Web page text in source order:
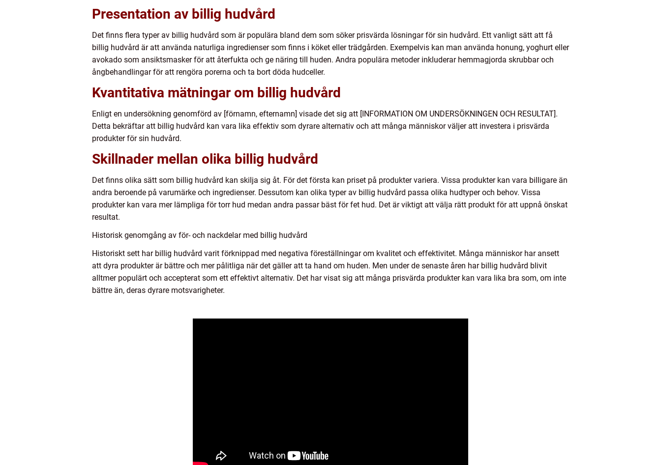
Presentation av billig hudvård
Det finns flera typer av billig hudvård som är populära bland dem som söker prisvärda lösningar för sin hudvård. Ett vanligt sätt att få
billig hudvård är att använda naturliga ingredienser som finns i köket eller trädgården. Exempelvis kan man använda honung, yoghurt eller
avokado som ansiktsmasker för att återfukta och ge näring till huden. Andra populära metoder inkluderar hemmagjorda skrubbar och
ångbehandlingar för att rengöra porerna och ta bort döda hudceller.
Kvantitativa mätningar om billig hudvård
Enligt en undersökning genomförd av [förnamn, efternamn] visade det sig att [INFORMATION OM UNDERSÖKNINGEN OCH RESULTAT].
Detta bekräftar att billig hudvård kan vara lika effektiv som dyrare alternativ och att många människor väljer att investera i prisvärda
produkter för sin hudvård.
Skillnader mellan olika billig hudvård
Det finns olika sätt som billig hudvård kan skilja sig åt. För det första kan priset på produkter variera. Vissa produkter kan vara billigare än
andra beroende på varumärke och ingredienser. Dessutom kan olika typer av billig hudvård passa olika hudtyper och behov. Vissa
produkter kan vara mer lämpliga för torr hud medan andra passar bäst för fet hud. Det är viktigt att välja rätt produkt för att uppnå önskat
resultat.
Historisk genomgång av för- och nackdelar med billig hudvård
Historiskt sett har billig hudvård varit förknippad med negativa föreställningar om kvalitet och effektivitet. Många människor har ansett
att dyra produkter är bättre och mer pålitliga när det gäller att ta hand om huden. Men under de senaste åren har billig hudvård blivit
alltmer populärt och accepterat som ett effektivt alternativ. Det har visat sig att många prisvärda produkter kan vara lika bra som, om inte
bättre än, deras dyrare motsvarigheter.